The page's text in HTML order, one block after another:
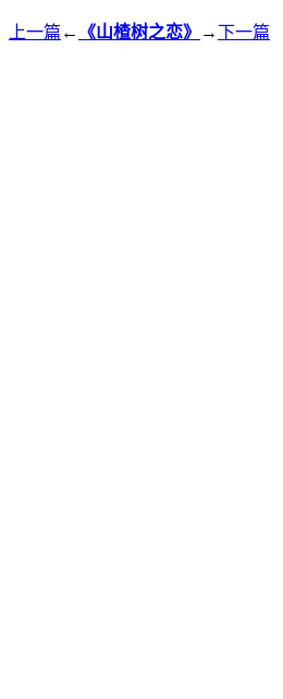
上一篇 ← 《山楂树之恋》 →下一篇